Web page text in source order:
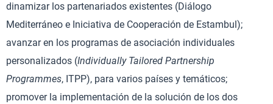
dinamizar los partenariados existentes (Diálogo
Mediterráneo e Iniciativa de Cooperación de Estambul);
avanzar en los programas de asociación individuales
personalizados (Individually Tailored Partnership
Programmes, ITPP), para varios países y temáticos;
promover la implementación de la solución de los dos